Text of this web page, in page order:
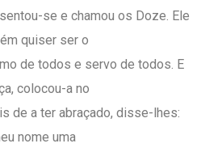
se e chamou os Doze. Ele
quiser ser o
de todos e servo de todos. E
colocou-a no
de a ter abraçado, disse-lhes:
nome uma